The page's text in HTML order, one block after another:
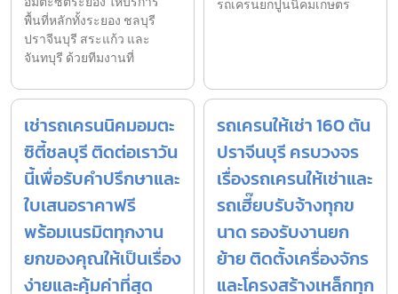
พื้นที่หลักทั้งระยอง ชลบุรี
ปราจีนบุรี สระแก้ว และ
จันทบุรี ด้วยทีมงานที่
รถเครนยกปูนนิคมเกษตร
เช่ารถเครนนิคมอมตะ
ซิตี้ชลบุรี ติดต่อเราวัน
นี้เพื่อรับคำปรึกษาและ
ใบเสนอราคาฟรี
พร้อมเนรมิตทุกงาน
ยกของคุณให้เป็นเรื่อง
ง่ายและคุ้มค่าที่สุด
รถเครนให้เช่า 160 ตัน
ปราจีนบุรี ครบวงจร
เรื่องรถเครนให้เช่าและ
รถเฮี๊ยบรับจ้างทุกข
นาด รองรับงานยก
ย้าย ติดตั้งเครื่องจักร
และโครงสร้างเหล็กทุก